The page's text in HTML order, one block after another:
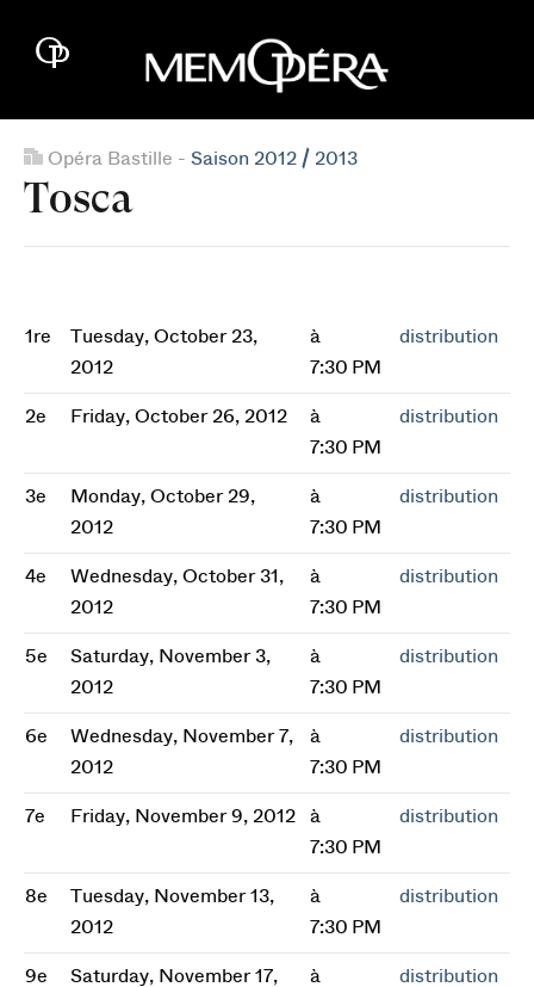
Opéra Bastille - Saison 2012 / 2013
Tosca
1re
Tuesday, October 23,
2012
à
7:30 PM
distribution
2e Friday, October 26, 2012
à
7:30 PM
distribution
3e
Monday, October 29,
2012
à
7:30 PM
distribution
4e
Wednesday, October 31,
2012
à
7:30 PM
distribution
5e
Saturday, November 3,
2012
à
7:30 PM
distribution
6e
Wednesday, November 7,
2012
à
7:30 PM
distribution
7e Friday, November 9, 2012
à
7:30 PM
distribution
8e
Tuesday, November 13,
2012
à
7:30 PM
distribution
9e
Saturday, November 17,
à
distribution